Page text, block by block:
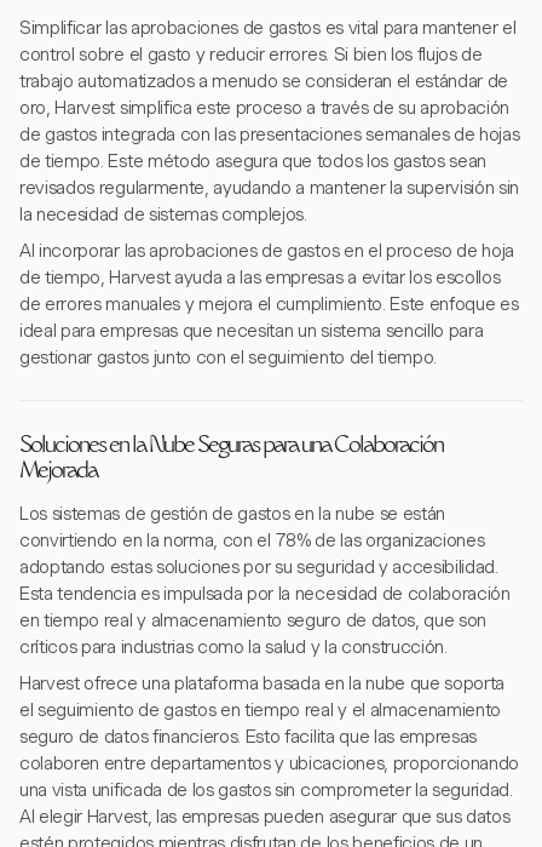
Simplificar las aprobaciones de gastos es vital para mantener el
control sobre el gasto y reducir errores. Si bien los flujos de
trabajo automatizados a menudo se consideran el estándar de
oro, Harvest simplifica este proceso a través de su aprobación
de gastos integrada con las presentaciones semanales de hojas
de tiempo. Este método asegura que todos los gastos sean
revisados regularmente, ayudando a mantener la supervisión sin
la necesidad de sistemas complejos.
Al incorporar las aprobaciones de gastos en el proceso de hoja
de tiempo, Harvest ayuda a las empresas a evitar los escollos
de errores manuales y mejora el cumplimiento. Este enfoque es
ideal para empresas que necesitan un sistema sencillo para
gestionar gastos junto con el seguimiento del tiempo.
Soluciones en la Nube Seguras para una Colaboración
Mejorada
Los sistemas de gestión de gastos en la nube se están
convirtiendo en la norma, con el 78% de las organizaciones
adoptando estas soluciones por su seguridad y accesibilidad.
Esta tendencia es impulsada por la necesidad de colaboración
en tiempo real y almacenamiento seguro de datos, que son
críticos para industrias como la salud y la construcción.
Harvest ofrece una plataforma basada en la nube que soporta
el seguimiento de gastos en tiempo real y el almacenamiento
seguro de datos financieros. Esto facilita que las empresas
colaboren entre departamentos y ubicaciones, proporcionando
una vista unificada de los gastos sin comprometer la seguridad.
Al elegir Harvest, las empresas pueden asegurar que sus datos